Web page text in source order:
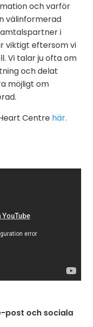
och varför
välinformerad
i
viktigt eftersom vi
Vi talar ju ofta om
och delat
möjligt om
Centre här.
post och sociala